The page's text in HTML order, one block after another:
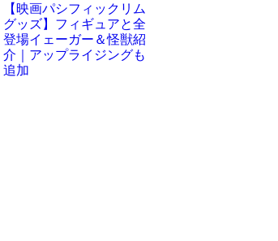
【映画パシフィックリム
グッズ】フィギュアと全
登場イェーガー＆怪獣紹
介｜アップライジングも
追加